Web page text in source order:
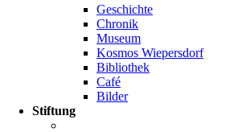
Geschichte
Chronik
Museum
Kosmos Wiepersdorf
Bibliothek
Café
Bilder
Stiftung